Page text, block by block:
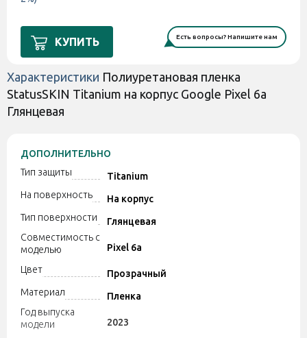
КУПИТЬ Есть вопросы? Напишите нам
Характеристики Полиуретановая пленка
StatusSKIN Titanium на корпус Google Pixel 6a
Глянцевая
ДОПОЛНИТЕЛЬНО
Тип защиты
Titanium
На поверхность
На корпус
Тип поверхности
Глянцевая
Совместимость с
моделью
Pixel 6a
Цвет
Прозрачный
Материал
Пленка
Год выпуска
модели
2023